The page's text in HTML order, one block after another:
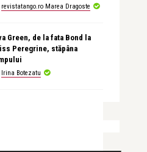
revistatango.ro Marea Dragoste
Green, de la fata Bond la
Peregrine, stăpâna
Irina Botezatu